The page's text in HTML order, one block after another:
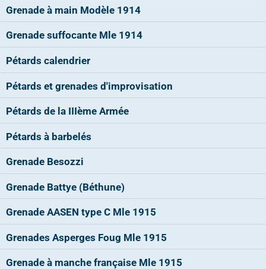
Grenade à main Modèle 1914
Grenade suffocante Mle 1914
Pétards calendrier
Pétards et grenades d'improvisation
Pétards de la IIIème Armée
Pétards à barbelés
Grenade Besozzi
Grenade Battye (Béthune)
Grenade AASEN type C Mle 1915
Grenades Asperges Foug Mle 1915
Grenade à manche française Mle 1915